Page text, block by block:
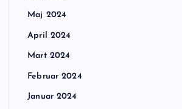
Maj 2024
April 2024
Mart 2024
Februar 2024
Januar 2024